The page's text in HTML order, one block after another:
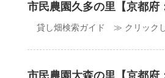
市民農園久多の里【京都府
貸し畑検索ガイド ≫ クリック
市民農園大森の里【京都府